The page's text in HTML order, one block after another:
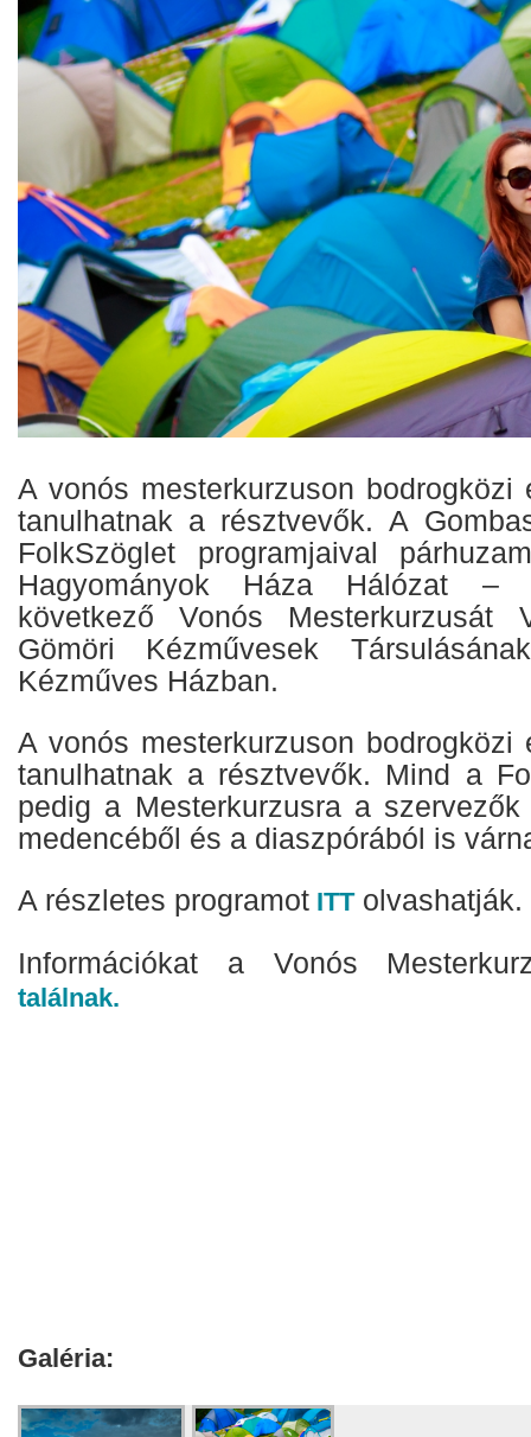
A vonós mesterkurzuson bodrogközi
tanulhatnak a résztvevők. A
FolkSzöglet programjaival
Hagyományok Háza Hálózat –
következő Vonós Mesterkurzusát
Gömöri Kézművesek
Kézműves Házban.
A vonós mesterkurzuson bodrogközi
tanulhatnak a résztvevők. Mind a
pedig a Mesterkurzusra a
medencéből és a diaszpórából is
A részletes programot ITTolvashatják.
Információkat a Vonós
találnak.
Galéria: